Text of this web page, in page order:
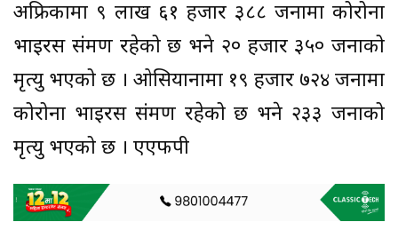
अफ्रिकामा ९ लाख ६१ हजार ३८८ जनामा कोरोना
भाइरस संक्रमण रहेको छ भने २० हजार ३५० जनाको
मृत्यु भएको छ । ओसियानामा १९ हजार ७२४ जनामा
कोरोना भाइरस संक्रमण रहेको छ भने २३३ जनाको
मृत्यु भएको छ । एएफपी